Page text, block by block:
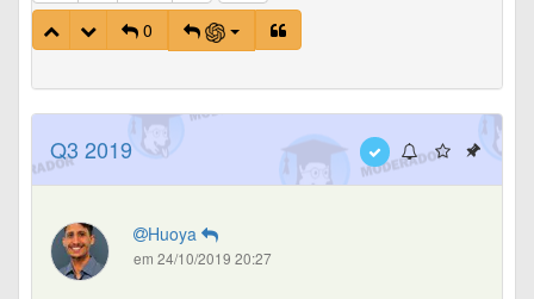
0
Q3 2019
Huoya
em 24/10/2019 20:27